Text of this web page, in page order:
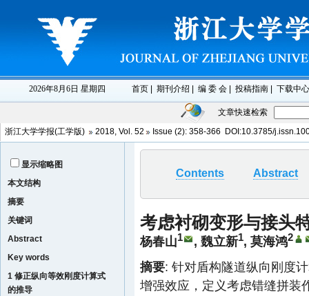
文章快速检索
浙江大学学报(工学版)
2018, Vol. 52 Issue (2): 358-366 DOI:10.3785/
显示缩略图
本文结构
摘要
关键词
Abstract
Key words
1 修正纵向等效刚度计算式
的推导
Contents Abstract
考虑衬砌变形与接头
杨春山1 , 魏立新1, 莫海鸿2
摘要: 针对盾构隧道纵向刚度
增强效应，定义考虑错缝拼装